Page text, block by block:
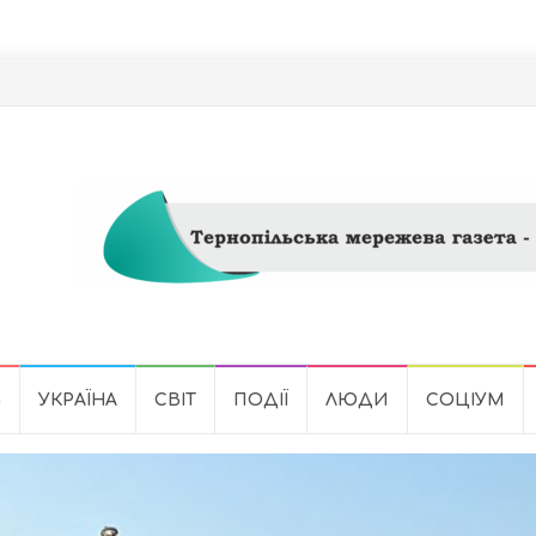
УКРАЇНА СВІТ ПОДІЇ ЛЮДИ СОЦІУМ